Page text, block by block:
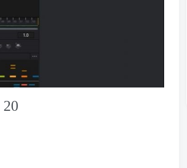
20